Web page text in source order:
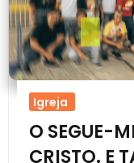
Igreja
O SEGUE-
CRISTO. E